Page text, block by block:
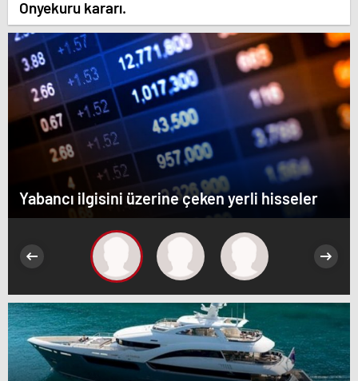
Onyekuru kararı.
Yabancı ilgisini üzerine çeken yerli hisseler